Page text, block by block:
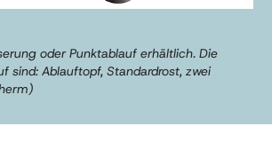
oder Punktablauf erhältlich. Die
sind: Ablauftopf, Standardrost, zwei